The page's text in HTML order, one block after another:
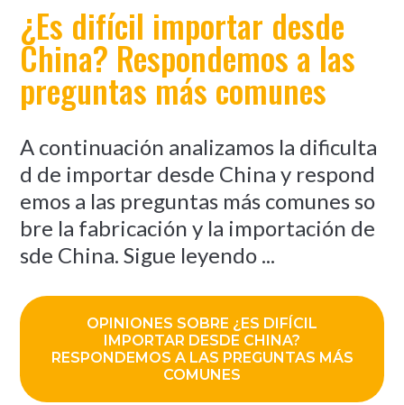
¿Es difícil importar desde
China? Respondemos a las
preguntas más comunes
A continuación analizamos la dificulta
d de importar desde China y respond
emos a las preguntas más comunes so
bre la fabricación y la importación de
sde China. Sigue leyendo ...
OPINIONES SOBRE ¿ES DIFÍCIL
IMPORTAR DESDE CHINA?
RESPONDEMOS A LAS PREGUNTAS MÁS
COMUNES